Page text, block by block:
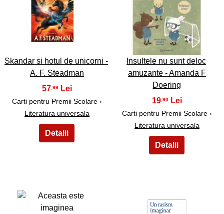
15
Skandar si hotul de unicorni -
A. F. Steadman
57,99
Carti pentru Premii Scolare ›
Literatura universala
16
Insultele nu sunt deloc
amuzante - Amanda F
Doering
19,90
Carti pentru Premii Scolare ›
Literatura universala